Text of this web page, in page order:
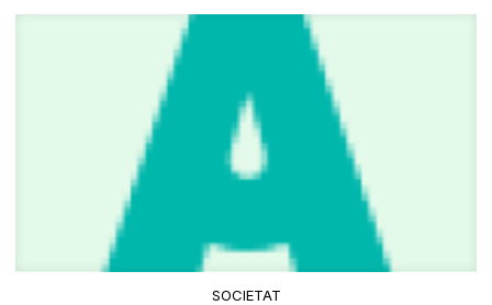
SOCIETAT